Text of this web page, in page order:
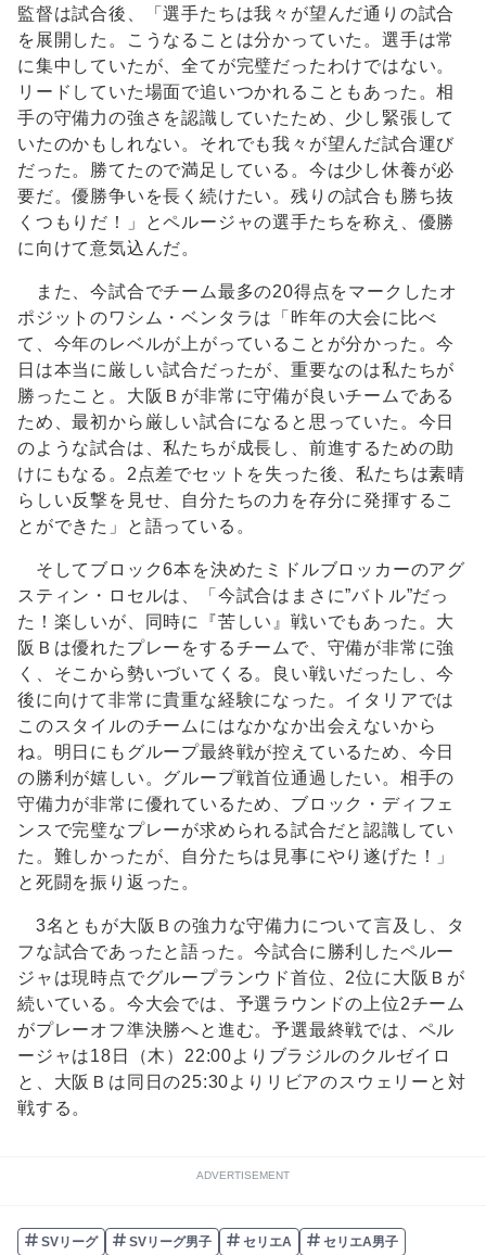
監督は試合後、「選手たちは我々が望んだ通りの試合
を展開した。こうなることは分かっていた。選手は常
に集中していたが、全てが完璧だったわけではない。
リードしていた場面で追いつかれることもあった。相
手の守備力の強さを認識していたため、少し緊張して
いたのかもしれない。それでも我々が望んだ試合運び
だった。勝てたので満足している。今は少し休養が必
要だ。優勝争いを長く続けたい。残りの試合も勝ち抜
くつもりだ！」とペルージャの選手たちを称え、優勝
に向けて意気込んだ。
また、今試合でチーム最多の20得点をマークしたオ
ポジットのワシム・ベンタラは「昨年の大会に比べ
て、今年のレベルが上がっていることが分かった。今
日は本当に厳しい試合だったが、重要なのは私たちが
勝ったこと。大阪Ｂが非常に守備が良いチームである
ため、最初から厳しい試合になると思っていた。今日
のような試合は、私たちが成長し、前進するための助
けにもなる。2点差でセットを失った後、私たちは素晴
らしい反撃を見せ、自分たちの力を存分に発揮するこ
とができた」と語っている。
そしてブロック6本を決めたミドルブロッカーのアグ
スティン・ロセルは、「今試合はまさに”バトル”だっ
た！楽しいが、同時に『苦しい』戦いでもあった。大
阪Ｂは優れたプレーをするチームで、守備が非常に強
く、そこから勢いづいてくる。良い戦いだったし、今
後に向けて非常に貴重な経験になった。イタリアでは
このスタイルのチームにはなかなか出会えないから
ね。明日にもグループ最終戦が控えているため、今日
の勝利が嬉しい。グループ戦首位通過したい。相手の
守備力が非常に優れているため、ブロック・ディフェ
ンスで完璧なプレーが求められる試合だと認識してい
た。難しかったが、自分たちは見事にやり遂げた！」
と死闘を振り返った。
3名ともが大阪Ｂの強力な守備力について言及し、タ
フな試合であったと語った。今試合に勝利したペルー
ジャは現時点でグループランウド首位、2位に大阪Ｂが
続いている。今大会では、予選ラウンドの上位2チーム
がプレーオフ準決勝へと進む。予選最終戦では、ペル
ージャは18日（木）22:00よりブラジルのクルゼイロ
と、大阪Ｂは同日の25:30よりリビアのスウェリーと対
戦する。
ADVERTISEMENT
SVリーグ SVリーグ男子 セリエA セリエA男子